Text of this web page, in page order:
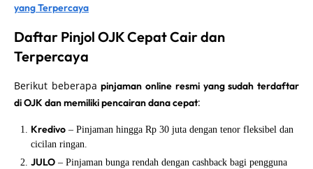
yang Terpercaya
Daftar Pinjol OJK Cepat Cair dan
Terpercaya
Berikut beberapapinjaman online resmi yang sudah terdaftar
di OJK dan memiliki pencairan dana cepat:
Kredivo – Pinjaman hingga Rp 30 juta dengan tenor fleksibel dan
cicilan ringan.
JULO – Pinjaman bunga rendah dengan cashback bagi pengguna